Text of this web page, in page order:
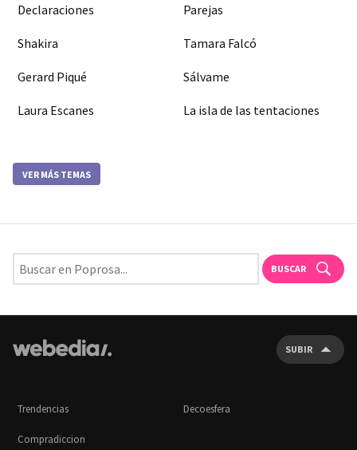
Declaraciones Parejas
Shakira Tamara Falcó
Gerard Piqué Sálvame
Laura Escanes La isla de las tentaciones
VER MÁS TEMAS
BUSCAR
SUBIR
Trendencias Decoesfera
Compradiccion